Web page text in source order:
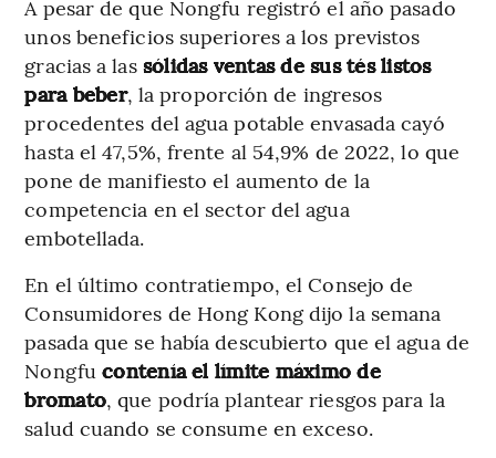
A pesar de que Nongfu registró el año pasado
unos beneficios superiores a los previstos
gracias a las sólidas ventas de sus tés listos
para beber, la proporción de ingresos
procedentes del agua potable envasada cayó
hasta el 47,5%, frente al 54,9% de 2022, lo que
pone de manifiesto el aumento de la
competencia en el sector del agua
embotellada.
En el último contratiempo, el Consejo de
Consumidores de Hong Kong dijo la semana
pasada que se había descubierto que el agua de
Nongfucontenía el límite máximo de
bromato, que podría plantear riesgos para la
salud cuando se consume en exceso.